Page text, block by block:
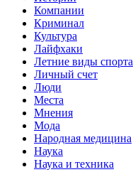
Компании
Криминал
Культура
Лайфхаки
Летние виды спорта
Личный счет
Люди
Места
Мнения
Мода
Народная медицина
Наука
Наука и техника